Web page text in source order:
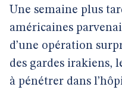
Une semaine plus
américaines
d’une opération
des gardes irakiens,
à pénétrer dans